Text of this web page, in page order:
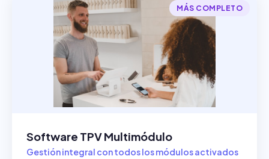
MÁS COMPLETO
Software TPV Multimódulo
Gestión integral con todos los módulos activados